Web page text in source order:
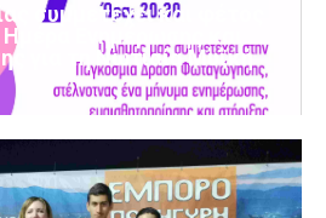
συμμετέχει και φέτος
Ενημέρωσης και
για τη Νωτιαία Μυϊκή